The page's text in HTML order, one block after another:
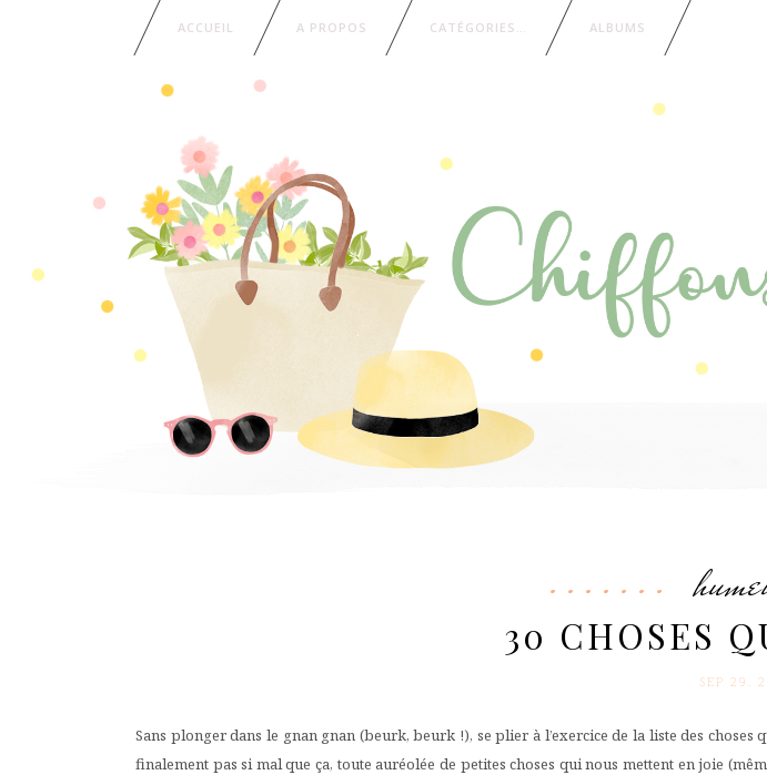
ACCUEIL A PROPOS CATÉGORIES… ALBUMS
30 CHOSES
SEP 29.
Sans plonger dans le gnan gnan (beurk, beurk !), se plier à l’exercice de la liste des
finalement pas si mal que ça, toute auréolée de petites choses qui nous mettent en joie